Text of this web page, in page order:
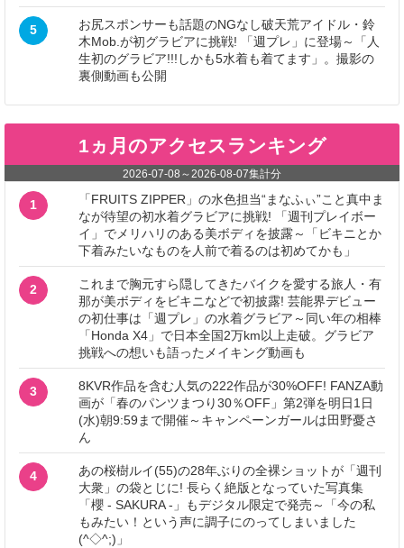
5
お尻スポンサーも話題のNGなし破天荒アイドル・鈴
木Mob.が初グラビアに挑戦! 「週プレ」に登場～「人
生初のグラビア!!!しかも5水着も着てます」。撮影の
裏側動画も公開
1ヵ月のアクセスランキング
2026-07-08 ～2026-08-07集計分
1
「FRUITS ZIPPER」の水色担当“まなふぃ”こと真中ま
なが待望の初水着グラビアに挑戦! 「週刊プレイボー
イ」でメリハリのある美ボディを披露～「ビキニとか
下着みたいなものを人前で着るのは初めてかも」
2
これまで胸元すら隠してきたバイクを愛する旅人・有
那が美ボディをビキニなどで初披露! 芸能界デビュー
の初仕事は「週プレ」の水着グラビア～同い年の相棒
「Honda X4」で日本全国2万km以上走破。グラビア
挑戦への想いも語ったメイキング動画も
3
8KVR作品を含む人気の222作品が30%OFF! FANZA動
画が「春のパンツまつり30％OFF」第2弾を明日1日
(水)朝9:59まで開催～キャンペーンガールは田野憂さ
ん
4
あの桜樹ルイ(55)の28年ぶりの全裸ショットが「週刊
大衆」の袋とじに! 長らく絶版となっていた写真集
「櫻 - SAKURA -」もデジタル限定で発売～「今の私
もみたい！という声に調子にのってしまいました
(^◇^;)」